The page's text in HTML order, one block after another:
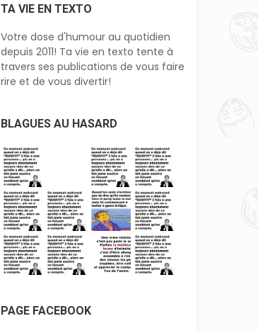
TA VIE EN TEXTO
Votre dose d'humour au quotidien
depuis 2011! Ta vie en texto tente à
travers ses publications de vous faire
rire et de vous divertir!
BLAGUES AU HASARD
PAGE FACEBOOK